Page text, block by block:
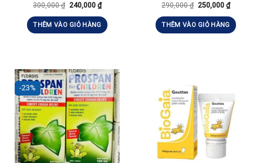
300,000₫ 240,000 ₫
THÊM VÀO GIỎ HÀNG
290,000₫ 250,000 ₫
THÊM VÀO GIỎ HÀNG
-23%